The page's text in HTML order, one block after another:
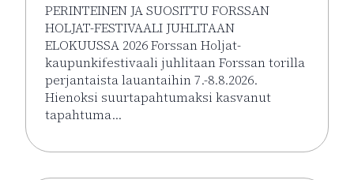
PERINTEINEN JA SUOSITTU FORSSAN
HOLJAT-FESTIVAALI JUHLITAAN
ELOKUUSSA 2026 Forssan Holjat-
kaupunkifestivaali juhlitaan Forssan torilla
perjantaista lauantaihin 7.-8.8.2026.
Hienoksi suurtapahtumaksi kasvanut
tapahtuma…
Lue lisää tapahtumasta HOLJAT 2026: Silver VIP